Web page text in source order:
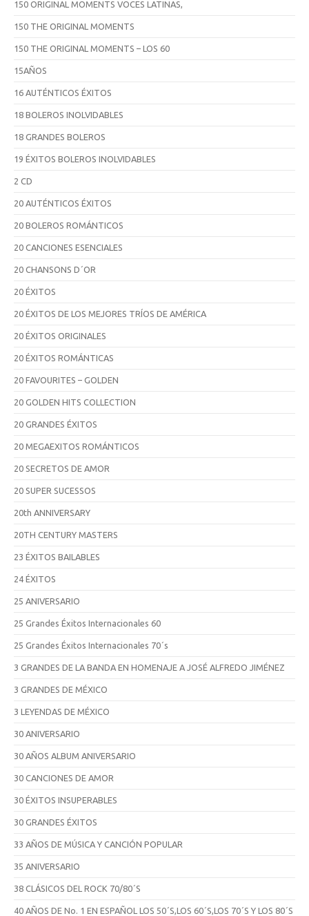
150 ORIGINAL MOMENTS VOCES LATINAS,
150 THE ORIGINAL MOMENTS
150 THE ORIGINAL MOMENTS – LOS 60
15AÑOS
16 AUTÉNTICOS ÉXITOS
18 BOLEROS INOLVIDABLES
18 GRANDES BOLEROS
19 ÉXITOS BOLEROS INOLVIDABLES
2 CD
20 AUTÉNTICOS ÉXITOS
20 BOLEROS ROMÁNTICOS
20 CANCIONES ESENCIALES
20 CHANSONS D´OR
20 ÉXITOS
20 ÉXITOS DE LOS MEJORES TRÍOS DE AMÉRICA
20 ÉXITOS ORIGINALES
20 ÉXITOS ROMÁNTICAS
20 FAVOURITES – GOLDEN
20 GOLDEN HITS COLLECTION
20 GRANDES ÉXITOS
20 MEGAEXITOS ROMÁNTICOS
20 SECRETOS DE AMOR
20 SUPER SUCESSOS
20th ANNIVERSARY
20TH CENTURY MASTERS
23 ÉXITOS BAILABLES
24 ÉXITOS
25 ANIVERSARIO
25 Grandes Éxitos Internacionales 60
25 Grandes Éxitos Internacionales 70´s
3 GRANDES DE LA BANDA EN HOMENAJE A JOSÉ ALFREDO JIMÉNEZ
3 GRANDES DE MÉXICO
3 LEYENDAS DE MÉXICO
30 ANIVERSARIO
30 AÑOS ALBUM ANIVERSARIO
30 CANCIONES DE AMOR
30 ÉXITOS INSUPERABLES
30 GRANDES ÉXITOS
33 AÑOS DE MÚSICA Y CANCIÓN POPULAR
35 ANIVERSARIO
38 CLÁSICOS DEL ROCK 70/80´S
40 AÑOS DE No. 1 EN ESPAÑOL LOS 50´S,LOS 60´S,LOS 70´S Y LOS 80´S